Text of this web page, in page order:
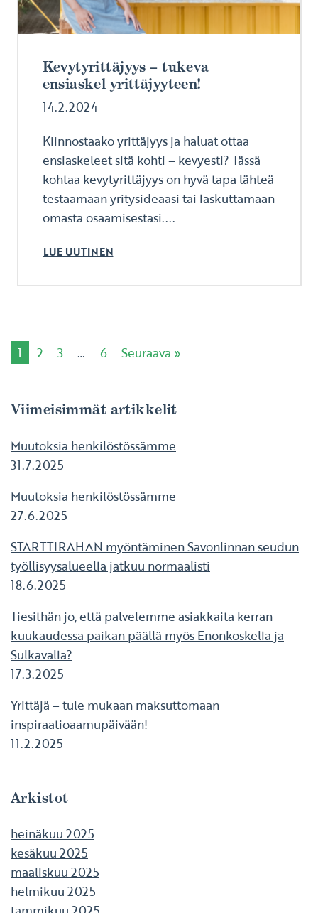
Kevytyrittäjyys – tukeva
ensiaskel yrittäjyyteen!
14.2.2024
Kiinnostaako yrittäjyys ja haluat ottaa
ensiaskeleet sitä kohti – kevyesti? Tässä
kohtaa kevytyrittäjyys on hyvä tapa lähteä
testaamaan yritysideaasi tai laskuttamaan
omasta osaamisestasi....
LUE UUTINEN
1 2 3 … 6 Seuraava »
Viimeisimmät artikkelit
Muutoksia henkilöstössämme
31.7.2025
Muutoksia henkilöstössämme
27.6.2025
STARTTIRAHAN myöntäminen Savonlinnan seudun
työllisyysalueella jatkuu normaalisti
18.6.2025
Tiesithän jo, että palvelemme asiakkaita kerran
kuukaudessa paikan päällä myös Enonkoskella ja
Sulkavalla?
17.3.2025
Yrittäjä – tule mukaan maksuttomaan
inspiraatioaamupäivään!
11.2.2025
Arkistot
heinäkuu 2025
kesäkuu 2025
maaliskuu 2025
helmikuu 2025